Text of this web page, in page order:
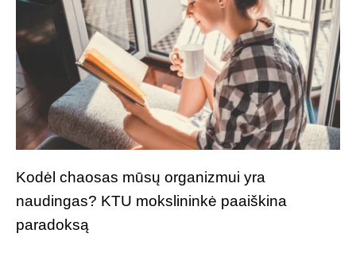
Kodėl chaosas mūsų organizmui yra
naudingas? KTU mokslininkė paaiškina
paradoksą